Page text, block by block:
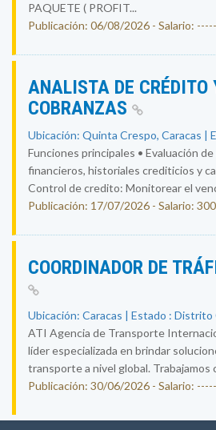
PAQUETE ( PROFIT...
Publicación: 06/08/2026 - Salario:
ANALISTA DE CRÉDITO
COBRANZAS
Ubicación: Quinta Crespo, Caracas |
Funciones principales • Evaluación
financieros, historiales crediticios y
Control de credito: Monitorear el
Publicación: 17/07/2026 - Salario:
COORDINADOR DE
Ubicación: Caracas | Estado : Distrito
ATI Agencia de Transporte
líder especializada en brindar
transporte a nivel global. Trabajamos
Publicación: 30/06/2026 - Salario: